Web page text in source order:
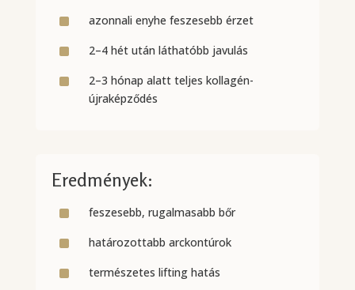
^ azonnali enyhe feszesebb érzet
^ 2–4 hét után láthatóbb javulás
^
2–3 hónap alatt teljes kollagén-
újraképződés
Eredmények:
^ feszesebb, rugalmasabb bőr
^ határozottabb arckontúrok
^ természetes lifting hatás